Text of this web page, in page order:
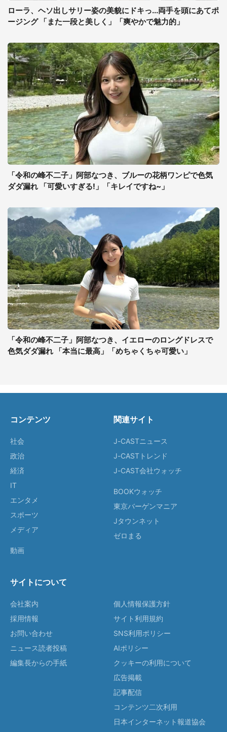
ローラ、ヘソ出しサリー姿の美貌にドキっ...両手を頭にあてポ
ージング 「また一段と美しく」「爽やかで魅力的」
「令和の峰不二子」阿部なつき、ブルーの花柄ワンピで色気
ダダ漏れ 「可愛いすぎる!」「キレイですね~」
「令和の峰不二子」阿部なつき、イエローのロングドレスで
色気ダダ漏れ 「本当に最高」「めちゃくちゃ可愛い」
コンテンツ
社会
政治
経済
IT
エンタメ
スポーツ
メディア
動画
関連サイト
J-CASTニュース
J-CASTトレンド
J-CAST会社ウォッチ
BOOKウォッチ
東京バーゲンマニア
Jタウンネット
ゼロまる
サイトについて
会社案内
採用情報
お問い合わせ
ニュース読者投稿
編集長からの手紙
個人情報保護方針
サイト利用規約
SNS利用ポリシー
AIポリシー
クッキーの利用について
広告掲載
記事配信
コンテンツ二次利用
日本インターネット報道協会